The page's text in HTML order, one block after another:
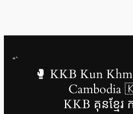
“`
🥊 KKB Kun
KKB គុនខ្មែរ